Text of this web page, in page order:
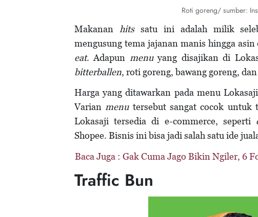
Roti goreng/ sumber:
Makanan hitssatu ini adalah milik
mengusung tema jajanan manis hingga
eat. Adapun menuyang disajikan di
bitterballen, roti goreng, bawang goreng,
Harga yang ditawarkan pada menu
Varianmenutersebut sangat cocok untuk
Lokasaji tersedia di e-commerce, seperti
Shopee. Bisnis ini bisa jadi salah satu ide
Baca Juga : Gak Cuma Jago Bikin Ngiler, 6
Traffic Bun